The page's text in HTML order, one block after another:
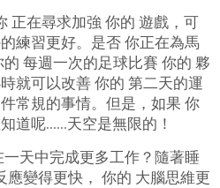
正在尋求加強 你的 遊戲，可
練習更好。是否 你正在為馬
每週一次的足球比賽 你的 夥
就可以改善 你的 第二天的運
常規的事情。但是，如果 你
道呢......天空是無限的！
天中完成更多工作？隨著睡
應變得更快， 你的 大腦思維更